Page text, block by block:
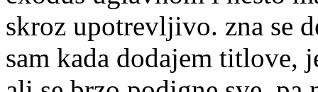
skroz upotrevljivo. zna se
sam kada dodajem titlove,